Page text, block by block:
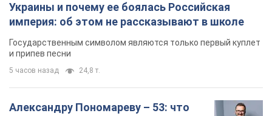
Украины и почему ее боялась Российская
империя: об этом не рассказывают в школе
Государственным символом являются только первый куплет
и припев песни
5 часов назад 24,8 т.
Александру Пономареву – 53: что